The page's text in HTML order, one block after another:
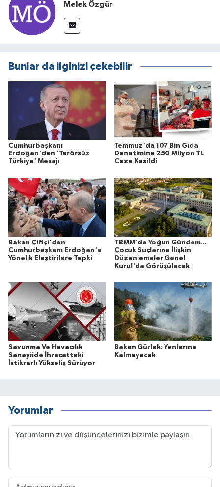
Melek Özgür
Bunlar da ilginizi çekebilir
Cumhurbaşkanı
Erdoğan'dan 'Terörsüz
Türkiye' Mesajı
Temmuz'da 107 Bin Gıda
Denetimine 250 Milyon TL
Ceza Kesildi
Bakan Çiftçi'den
Cumhurbaşkanı Erdoğan'a
Yönelik Eleştirilere Tepki
TBMM'de Yoğun Gündem...
Çocuk Suçlarına İlişkin
Düzenlemeler Genel
Kurul'da Görüşülecek
Savunma Ve Havacılık
Sanayiide İhracattaki
İstikrarlı Yükseliş Sürüyor
Bakan Gürlek: Yanlarına
Kalmayacak
Yorumlar